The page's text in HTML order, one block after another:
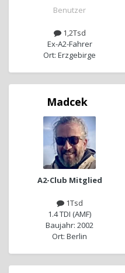
Benutzer
1,2Tsd
Ex-A2-Fahrer
Ort: Erzgebirge
Madcek
A2-Club Mitglied
1Tsd
1.4 TDI (AMF)
Baujahr: 2002
Ort: Berlin